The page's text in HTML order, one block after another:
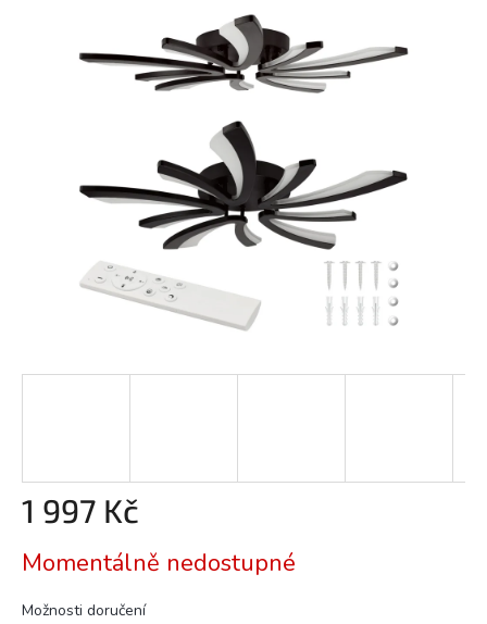
1 997 Kč
cena:
Momentálně nedostupné
Možnosti doručení